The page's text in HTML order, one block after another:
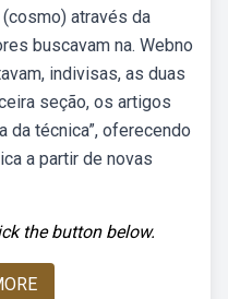
através da
buscavam na. Webno
indivisas, as duas
seção, os artigos
da técnica”, oferecendo
a partir de novas
the button below.